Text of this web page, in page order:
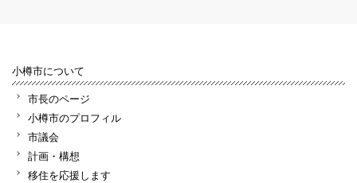
小樽市について
市長のページ
小樽市のプロフィル
市議会
計画・構想
移住を応援します